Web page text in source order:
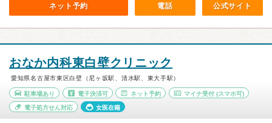
ネット予約 電話 公式サイト
おなか内科東白壁クリニック
愛知県名古屋市東区白壁（尼ヶ坂駅、清水駅、東大手駅）
駐車場あり 電子決済可 ネット予約 マイナ受付 (スマホ可)
電子処方せん対応 女医在籍